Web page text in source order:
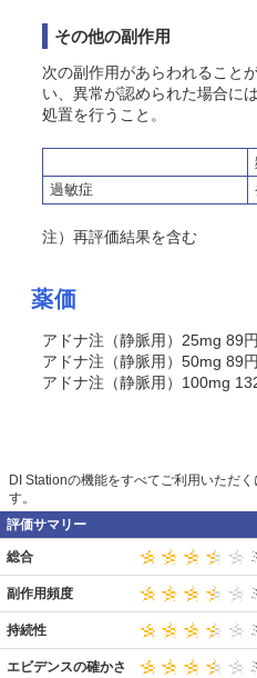
その他の副作用
次の副作用があらわれること
い、異常が認められた場合に
処置を行うこと。
過敏症
注）再評価結果を含む
薬価
アドナ注（静脈用）25mg 89
アドナ注（静脈用）50mg 89
アドナ注（静脈用）100mg
DI Stationの機能をすべてご利用いただく
す。
評価サマリー
総合
副作用頻度
持続性
エビデンスの確かさ